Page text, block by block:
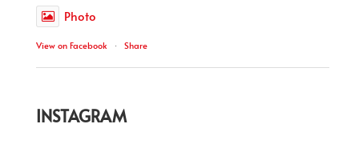
Photo
View on Facebook · Share
INSTAGRAM